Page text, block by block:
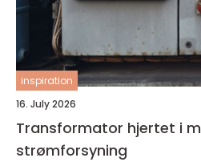
inspiration
16. July 2026
Transformator hjertet i moderne
strømforsyning